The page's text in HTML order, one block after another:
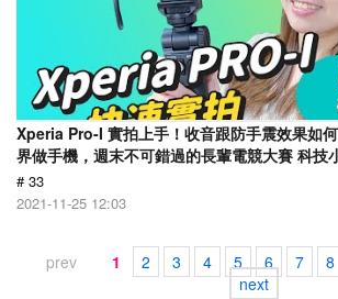
Xperia Pro-I 實拍上手！收音跟防手震效果如
界做手機，週末不可錯過的長輩電競大賽 科技
# 33
2021-11-25 12:03
prev 1 2 3 4 5 6 7 8
next